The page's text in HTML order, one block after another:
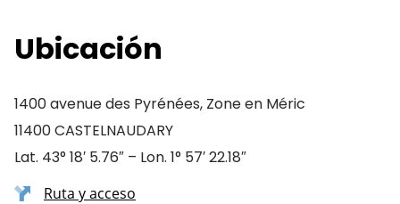
Ubicación
1400 avenue des Pyrénées, Zone en Méric
11400 CASTELNAUDARY
Lat. 43° 18′ 5.76″ – Lon. 1° 57′ 22.18″
Ruta y acceso